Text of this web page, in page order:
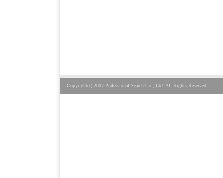
Copyright(c) 2007 Professional Search Co., Ltd. All Rights Reserved.